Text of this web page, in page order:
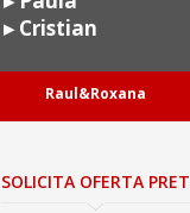
▸ Cristian
Raul&Roxana
SOLICITA OFERTA PRET